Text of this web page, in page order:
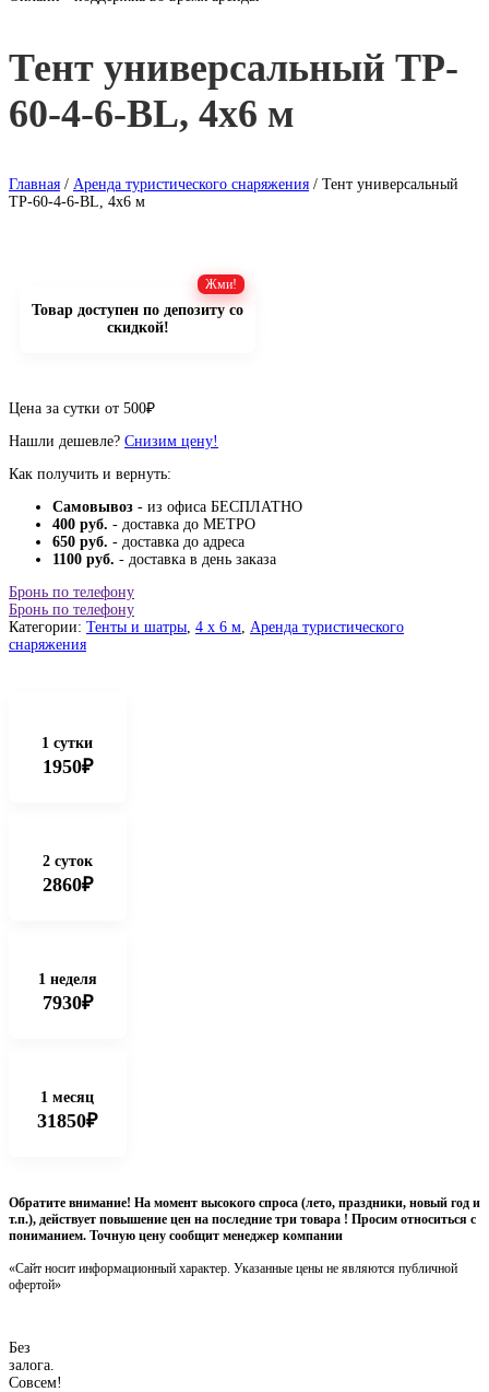
Тент универсальный TP-
60-4-6-BL, 4х6 м
Главная / Аренда туристического снаряжения / Тент универсальный
TP-60-4-6-BL, 4х6 м
Товар доступен по депозиту со
скидкой!
Цена за сутки от 500₽
Нашли дешевле? Снизим цену!
Как получить и вернуть:
Самовывоз - из офиса БЕСПЛАТНО
400 руб. - доставка до МЕТРО
650 руб. - доставка до адреса
1100 руб. - доставка в день заказа
Бронь по телефону
Бронь по телефону
Категории: Тенты и шатры, 4 x 6 м, Аренда туристического
снаряжения
1 сутки
1950₽
2 суток
2860₽
1 неделя
7930₽
1 месяц
31850₽
Обратите внимание! На момент высокого спроса (лето, праздники, новый год и
т.п.), действует повышение цен на последние три товара ! Просим относиться с
пониманием. Точную цену сообщит менеджер компании
«Сайт носит информационный характер. Указанные цены не являются публичной
офертой»
Без
залога.
Совсем!